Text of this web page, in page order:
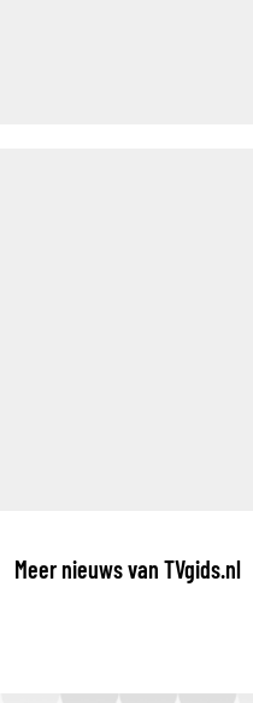
Meer nieuws van TVgids.nl